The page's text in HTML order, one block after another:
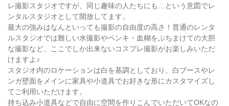
レ撮影スタジオですが、同じ趣味の人たちにも…という意図でレ
ンタルスタジオとして開放してます。
最大の強みはなんといっても撮影の自由度の高さ！普通のレンタ
ルスタジオでは難しい水撮影やペンキ・血糊をぶちまけての大胆
な撮影など、ここでしか出来ないコスプレ撮影がお楽しみいただ
けますよ♪
スタジオ内のロケーションは白を基調としており、白ブースやレ
ンガ壁面をメインに家具や小道具でお好きな形にカスタマイズし
てご利用いただけます。
持ち込み小道具などで自由に空間を作りこんでいただいてOKなの